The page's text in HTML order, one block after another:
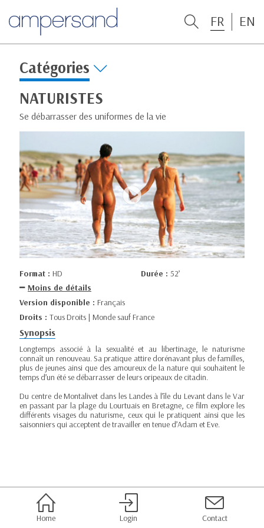
FR EN
Catégories
NATURISTES
Se débarrasser des uniformes de la vie
Format : HD Durée : 52’
Moins de détails
Version disponible : Français
Droits : Tous Droits | Monde sauf France
Synopsis
Longtemps associé à la sexualité et au libertinage, le naturisme
connaît un renouveau. Sa pratique attire dorénavant plus de familles,
plus de jeunes ainsi que des amoureux de la nature qui souhaitent le
temps d’un été se débarrasser de leurs oripeaux de citadin.
Du centre de Montalivet dans les Landes à l’île du Levant dans le Var
en passant par la plage du Lourtuais en Bretagne, ce film explore les
différents visages du naturisme, ceux qui le pratiquent ainsi que les
saisonniers qui acceptent de travailler en tenue d’Adam et Eve.
Home Login Contact